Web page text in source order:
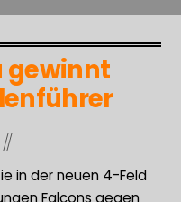
gewinnt
in der neuen 4-Feld
Falcons gegen